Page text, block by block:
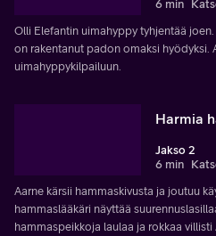
6 min
Olli Elefantin uimahyppy tyhjentää
on rakentanut padon omaksi hyödyksi.
uimahyppykilpailuun.
Harmia
Jakso 2
6 min
Aarne kärsii hammaskivusta ja joutuu
hammaslääkäri näyttää
hammaspeikkoja laulaa ja rokkaa villisti